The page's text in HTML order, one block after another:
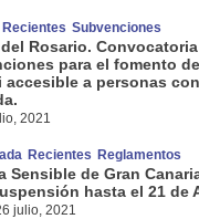
Recientes Subvenciones
Rosario.
para el fomento
accesible a personas
2021
Recientes Reglamentos
Sensible de Gran
hasta el 21 de
julio, 2021